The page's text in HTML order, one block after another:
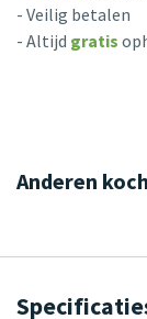
- Veilig betalen
- Altijd gratis
Anderen